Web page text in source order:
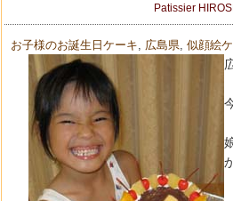
Patissier
お子様のお誕生日ケーキ 広島県 似顔絵